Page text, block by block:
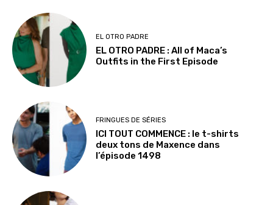
EL OTRO PADRE
EL OTRO PADRE : All of Maca’s
Outfits in the First Episode
FRINGUES DE SÉRIES
ICI TOUT COMMENCE : le t-shirts
deux tons de Maxence dans
l’épisode 1498